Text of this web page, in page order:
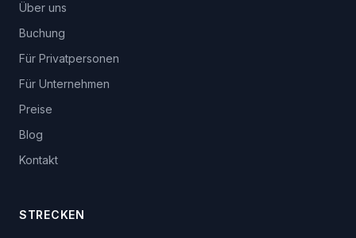
Über uns
Buchung
Für Privatpersonen
Für Unternehmen
Preise
Blog
Kontakt
STRECKEN